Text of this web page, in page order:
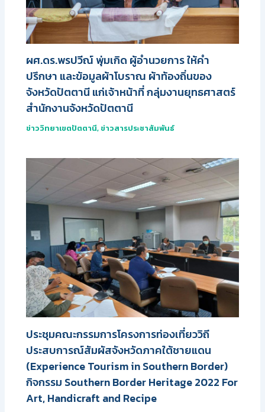
ผศ.ดร.พรปวีณ์ พุ่มเกิด ผู้อำนวยการ ให้คำ
ปรึกษา และข้อมูลผ้าโบราณ ผ้าท้องถิ่นของ
จังหวัดปัตตานี แก่เจ้าหน้าที่ กลุ่มงานยุทธศาสตร์
สำนักงานจังหวัดปัตตานี
ข่าววิทยาเขตปัตตานี, ข่าวสารประชาสัมพันธ์
ประชุมคณะกรรมการโครงการท่องเที่ยววิถี
ประสบการณ์สัมผัสจังหวัดภาคใต้ชายแดน
(Experience Tourism in Southern Border)
กิจกรรม Southern Border Heritage 2022 For
Art, Handicraft and Recipe